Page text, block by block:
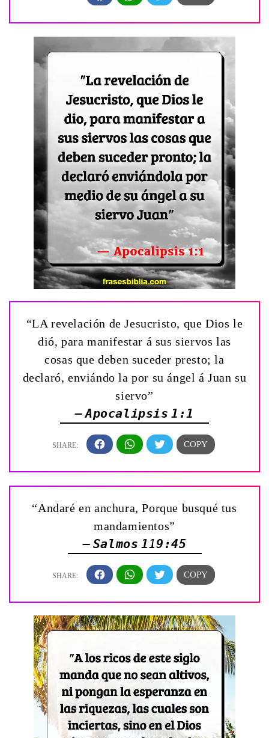
“LA revelación de Jesucristo, que Dios le
dió, para manifestar á sus siervos las
cosas que deben suceder presto; la
declaró, enviándo la por su ángel á Juan su
siervo”
— Apocalipsis 1:1
“Andaré en anchura, Porque busqué tus
mandamientos”
— Salmos 119:45